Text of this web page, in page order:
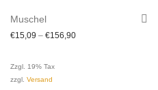
Muschel
€15,09 – €156,90
Zzgl. 19% Tax
zzgl. Versand